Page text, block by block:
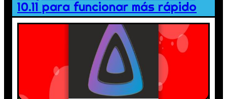
10.11 para funcionar más rápido